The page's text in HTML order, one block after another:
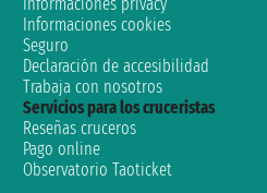
Informaciones cookies
Seguro
Declaración de accesibilidad
Trabaja con nosotros
Servicios para los cruceristas
Reseñas cruceros
Pago online
Observatorio Taoticket